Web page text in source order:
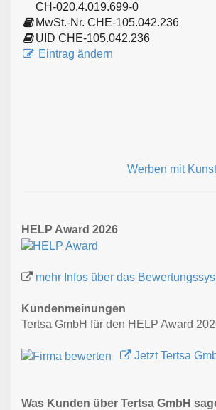
CH-020.4.019.699-0
MwSt.-Nr. CHE-105.042.236
UID CHE-105.042.236
Eintrag ändern
Werben mit
HELP Award 2026
mehr Infos über das
Kundenmeinungen
Tertsa GmbH für den HELP Award
Jetzt Tertsa
Was Kunden über Tertsa GmbH